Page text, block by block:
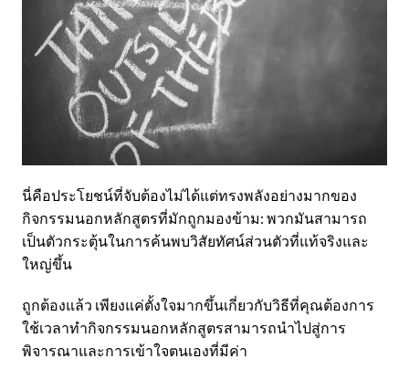
นี่คือประโยชน์ที่จับต้องไม่ได้แต่ทรงพลังอย่างมากของ
กิจกรรมนอกหลักสูตรที่มักถูกมองข้าม: พวกมันสามารถ
เป็นตัวกระตุ้นในการค้นพบวิสัยทัศน์ส่วนตัวที่แท้จริงและ
ใหญ่ขึ้น
ถูกต้องแล้ว เพียงแค่ตั้งใจมากขึ้นเกี่ยวกับวิธีที่คุณต้องการ
ใช้เวลาทำกิจกรรมนอกหลักสูตรสามารถนำไปสู่การ
พิจารณาและการเข้าใจตนเองที่มีค่า